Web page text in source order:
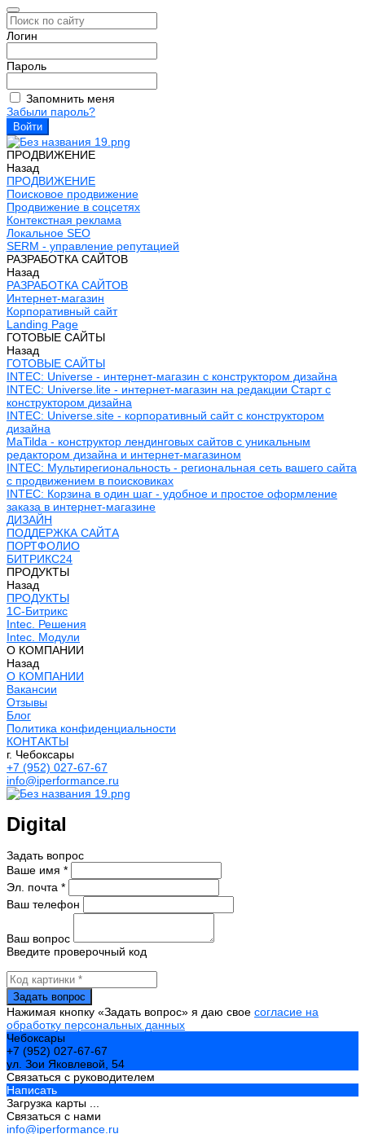
Логин
Пароль
Запомнить меня
Забыли пароль?
ПРОДВИЖЕНИЕ
Назад
ПРОДВИЖЕНИЕ
Поисковое продвижение
Продвижение в соцсетях
Контекстная реклама
Локальное SEO
SERM - управление репутацией
РАЗРАБОТКА САЙТОВ
Назад
РАЗРАБОТКА САЙТОВ
Интернет-магазин
Корпоративный сайт
Landing Page
ГОТОВЫЕ САЙТЫ
Назад
ГОТОВЫЕ САЙТЫ
INTEC: Universe - интернет-магазин с конструктором дизайна
INTEC: Universe.lite - интернет-магазин на редакции Старт с
конструктором дизайна
INTEC: Universe.site - корпоративный сайт с конструктором
дизайна
MaTilda - конструктор лендинговых сайтов с уникальным
редактором дизайна и интернет-магазином
INTEC: Мультирегиональность - региональная сеть вашего сайта
с продвижением в поисковиках
INTEC: Корзина в один шаг - удобное и простое оформление
заказа в интернет-магазине
ДИЗАЙН
ПОДДЕРЖКА САЙТА
ПОРТФОЛИО
БИТРИКС24
ПРОДУКТЫ
Назад
ПРОДУКТЫ
1С-Битрикс
Intec. Решения
Intec. Модули
О КОМПАНИИ
Назад
О КОМПАНИИ
Вакансии
Отзывы
Блог
Политика конфиденциальности
КОНТАКТЫ
г. Чебоксары
+7 (952) 027-67-67
info@iperformance.ru
Digital
Задать вопрос
Ваше имя *
Эл. почта *
Ваш телефон
Ваш вопрос
Введите проверочный код
Нажимая кнопку «Задать вопрос» я даю свое согласие на
обработку персональных данных
Чебоксары
+7 (952) 027-67-67
ул. Зои Яковлевой, 54
Связаться с руководителем
Написать
Загрузка карты ...
Связаться с нами
info@iperformance.ru